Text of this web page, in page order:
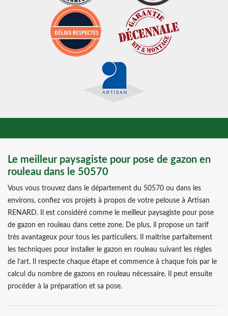
Le meilleur paysagiste pour pose de gazon en
rouleau dans le 50570
Vous vous trouvez dans le département du 50570 ou dans les
environs, confiez vos projets à propos de votre pelouse à Artisan
RENARD. Il est considéré comme le meilleur paysagiste pour pose
de gazon en rouleau dans cette zone. De plus, il propose un tarif
très avantageux pour tous les particuliers. Il maitrise parfaitement
les techniques pour installer le gazon en rouleau suivant les règles
de l’art. Il respecte chaque étape et commence à chaque fois par le
calcul du nombre de gazons en rouleau nécessaire. Il peut ensuite
procéder à la préparation et sa pose.